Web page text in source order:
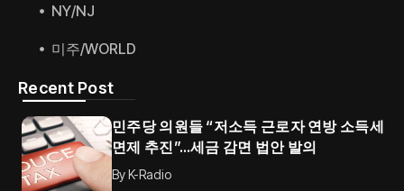
NY/NJ
미주/WORLD
Recent Post
민주당 의원들 “저소득 근로자 연방 소득세
면제 추진”…세금 감면 법안 발의
ByK-Radio